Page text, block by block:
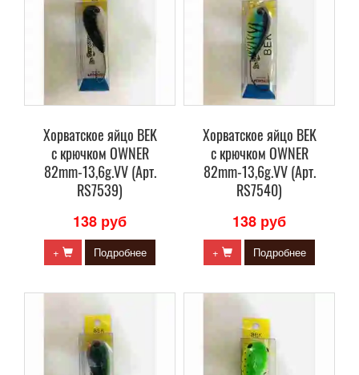
Хорватское яйцо BEK
с крючком OWNER
82mm-13,6g.VV (Арт.
RS7539)
138 руб
+ Подробнее
Хорватское яйцо BEK
с крючком OWNER
82mm-13,6g.VV (Арт.
RS7540)
138 руб
+ Подробнее